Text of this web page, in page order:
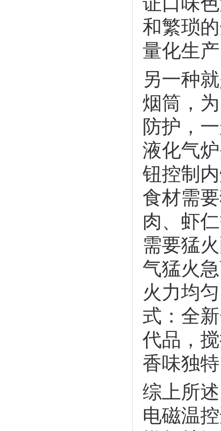
和繁琐
量化生
另一种
烟筒，
防护，
液化气
钮控制
食材需
肉、虾
需要猛
气猛火
火力均
式：全
代品，
香味独
综上所
电磁温